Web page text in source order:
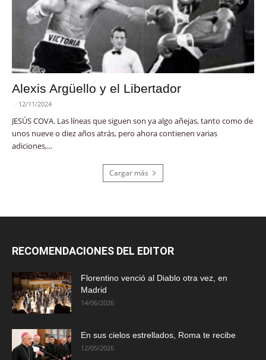
Alexis Argüello y el Libertador
- 12/11/2024
JESÚS COVA. Las líneas que siguen son ya algo añejas, tanto como de
unos nueve o diez años atrás, pero ahora contienen varias
adiciones,...
Cargar más
RECOMENDACIONES DEL EDITOR
Florentino venció al Diablo otra vez, en
Madrid
14/06/2026
En sus cielos estrellados, Roma te recibe
12/05/2026